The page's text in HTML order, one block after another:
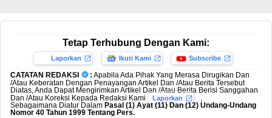
Tetap Terhubung Dengan Kami:
Laporkan Ikuti Kami Subscribe
CATATAN REDAKSI : Apabila Ada Pihak Yang Merasa Dirugikan Dan
/Atau Keberatan Dengan Penayangan Artikel Dan /Atau Berita Tersebut
Diatas, Anda Dapat Mengirimkan Artikel Dan /Atau Berita Berisi Sanggahan
Dan /Atau Koreksi Kepada Redaksi Kami
Laporkan
,
Sebagaimana Diatur Dalam Pasal (1) Ayat (11) Dan (12) Undang-Undang
Nomor 40 Tahun 1999 Tentang Pers.